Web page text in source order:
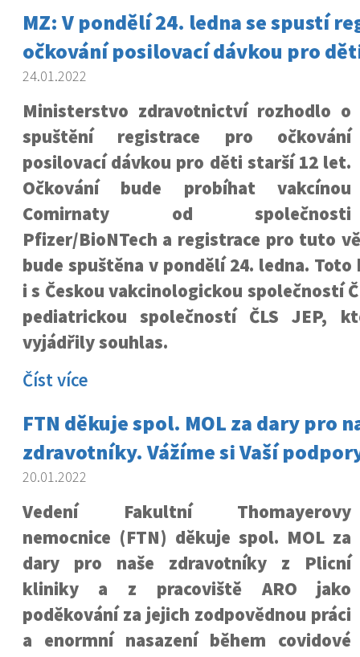
MZ: V pondělí 24. ledna se spustí
očkování posilovací dávkou pro
24.01.2022
Ministerstvo zdravotnictví rozhodlo o
spuštění registrace pro očkování
posilovací dávkou pro děti starší 12 let.
Očkování bude probíhat vakcínou
Comirnaty od společnosti
Pfizer/BioNTech a registrace pro tuto
bude spuštěna v pondělí 24. ledna.
i s Českou vakcinologickou společností
pediatrickou společností ČLS JEP,
vyjádřily souhlas.
Číst více
FTN děkuje spol. MOL za dary pro
zdravotníky. Vážíme si Vaší
20.01.2022
Vedení Fakultní Thomayerovy
nemocnice (FTN) děkuje spol. MOL za
dary pro naše zdravotníky z Plicní
kliniky a z pracoviště ARO jako
poděkování za jejich zodpovědnou práci
a enormní nasazení během covidové